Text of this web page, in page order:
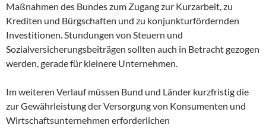
Maßnahmen des Bundes zum Zugang zur Kurzarbeit, zu
Krediten und Bürgschaften und zu konjunkturfördernden
Investitionen. Stundungen von Steuern und
Sozialversicherungsbeiträgen sollten auch in Betracht gezogen
werden, gerade für kleinere Unternehmen.
Im weiteren Verlauf müssen Bund und Länder kurzfristig die
zur Gewährleistung der Versorgung von Konsumenten und
Wirtschaftsunternehmen erforderlichen